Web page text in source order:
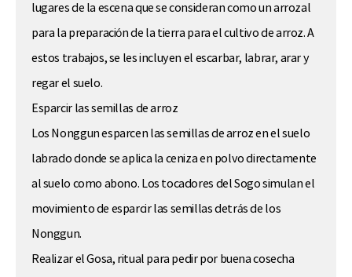
lugares de la escena que se consideran como un arrozal
para la preparación de la tierra para el cultivo de arroz. A
estos trabajos, se les incluyen el escarbar, labrar, arar y
regar el suelo.
Esparcir las semillas de arroz
Los Nonggun esparcen las semillas de arroz en el suelo
labrado donde se aplica la ceniza en polvo directamente
al suelo como abono. Los tocadores del Sogo simulan el
movimiento de esparcir las semillas detrás de los
Nonggun.
Realizar el Gosa, ritual para pedir por buena cosecha